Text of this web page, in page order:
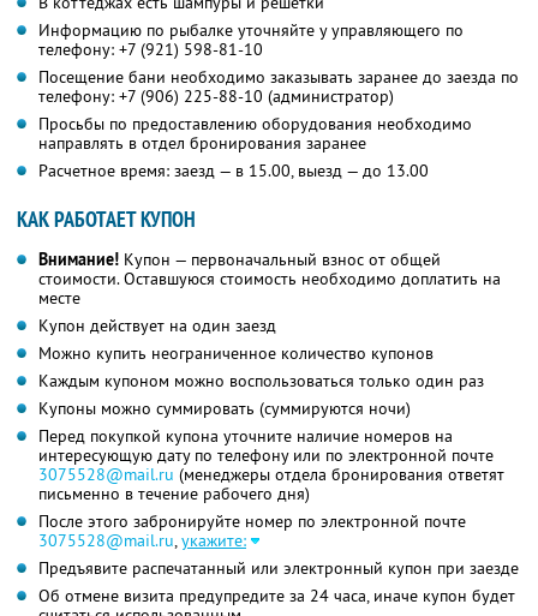
Информацию по рыбалке уточняйте у управляющего по
телефону: +7 (921) 598-81-10
Посещение бани необходимо заказывать заранее до заезда по
телефону: +7 (906) 225-88-10 (администратор)
Просьбы по предоставлению оборудования необходимо
направлять в отдел бронирования заранее
Расчетное время: заезд — в 15.00, выезд — до 13.00
КАК РАБОТАЕТ КУПОН
Внимание! Купон — первоначальный взнос от общей
стоимости. Оставшуюся стоимость необходимо доплатить на
месте
Купон действует на один заезд
Можно купить неограниченное количество купонов
Каждым купоном можно воспользоваться только один раз
Купоны можно суммировать (суммируются ночи)
Перед покупкой купона уточните наличие номеров на
интересующую дату по телефону или по электронной почте
3075528@mail.ru (менеджеры отдела бронирования ответят
письменно в течение рабочего дня)
После этого забронируйте номер по электронной почте
3075528@mail.ru, укажите:
Предъявите распечатанный или электронный купон при заезде
Об отмене визита предупредите за 24 часа, иначе купон будет